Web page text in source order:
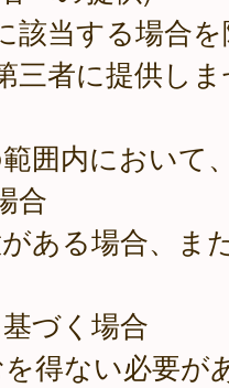
該当する場合
三者に提供し
囲内において
合
ある場合、ま
づく場合
得ない必要が